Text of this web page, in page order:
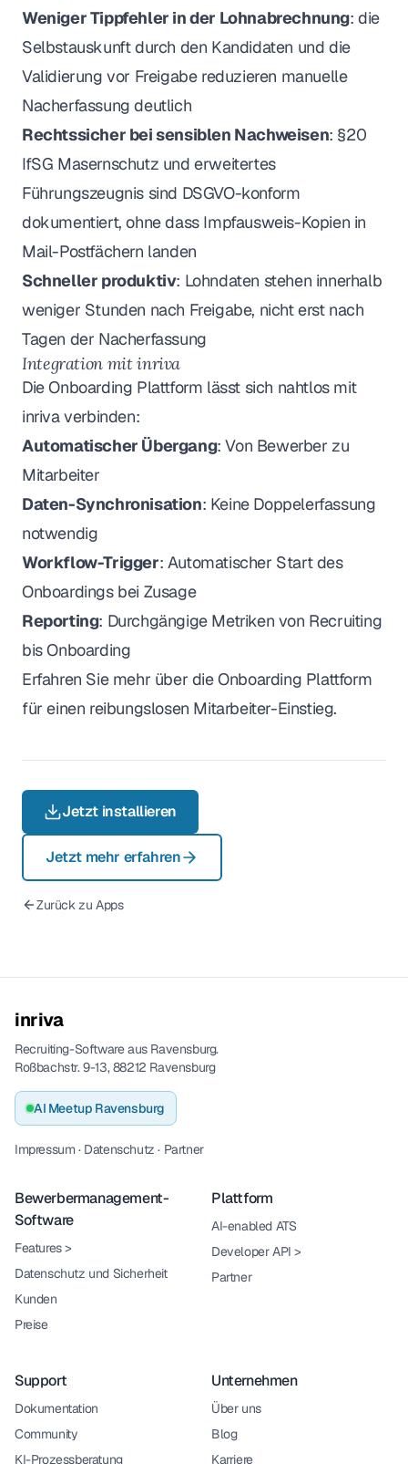
Weniger Tippfehler in der Lohnabrechnung: die
Selbstauskunft durch den Kandidaten und die
Validierung vor Freigabe reduzieren manuelle
Nacherfassung deutlich
Rechtssicher bei sensiblen Nachweisen: §20
IfSG Masernschutz und erweitertes
Führungszeugnis sind DSGVO-konform
dokumentiert, ohne dass Impfausweis-Kopien in
Mail-Postfächern landen
Schneller produktiv: Lohndaten stehen innerhalb
weniger Stunden nach Freigabe, nicht erst nach
Tagen der Nacherfassung
Integration mit inriva
Die Onboarding Plattform lässt sich nahtlos mit
inriva verbinden:
Automatischer Übergang: Von Bewerber zu
Mitarbeiter
Daten-Synchronisation: Keine Doppelerfassung
notwendig
Workflow-Trigger: Automatischer Start des
Onboardings bei Zusage
Reporting: Durchgängige Metriken von Recruiting
bis Onboarding
Erfahren Sie mehr über die Onboarding Plattform
für einen reibungslosen Mitarbeiter-Einstieg.
Jetzt installieren
Jetzt mehr erfahren
Zurück zu Apps
inriva
Recruiting-Software aus Ravensburg.
Roßbachstr. 9-13, 88212 Ravensburg
AI Meetup Ravensburg
Impressum· Datenschutz · Partner
Bewerbermanagement-
Software
Features>
Datenschutz und Sicherheit
Kunden
Preise
Plattform
AI-enabled ATS
Developer API >
Partner
Support
Dokumentation
Community
KI-Prozessberatung
Unternehmen
Über uns
Blog
Karriere